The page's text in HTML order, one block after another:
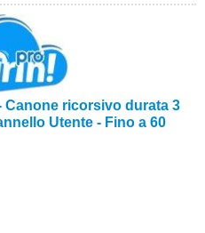
Canone ricorsivo durata 3
Utente - Fino a 60